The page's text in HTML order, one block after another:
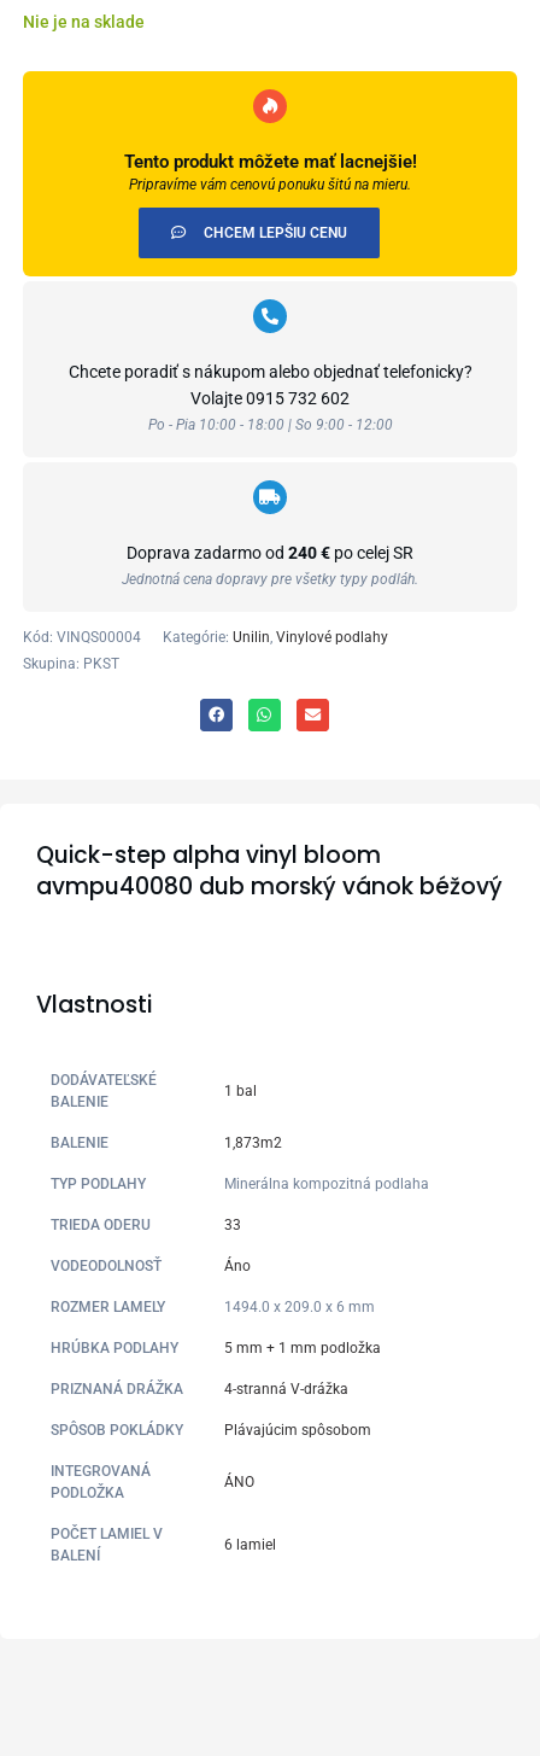
Nie je na sklade
Tento produkt môžete mať lacnejšie!
Pripravíme vám cenovú ponuku šitú na mieru.
CHCEM LEPŠIU CENU
Chcete poradiť s nákupom alebo objednať telefonicky?
Volajte0915 732 602
Po - Pia 10:00 - 18:00 | So 9:00 - 12:00
Doprava zadarmo od 240 € po celej SR
Jednotná cena dopravy pre všetky typy podláh.
Kód: VINQS00004 Kategórie: Unilin, Vinylové podlahy
Skupina: PKST
Quick-step alpha vinyl bloom
avmpu40080 dub morský vánok béžový
Vlastnosti
DODÁVATEĽSKÉ
BALENIE
1 bal
BALENIE 1,873m2
TYP PODLAHY Minerálna kompozitná podlaha
TRIEDA ODERU 33
VODEODOLNOSŤ Áno
ROZMER LAMELY 1494.0 x 209.0 x 6 mm
HRÚBKA PODLAHY 5 mm + 1 mm podložka
PRIZNANÁ DRÁŽKA 4-stranná V-drážka
SPÔSOB POKLÁDKY Plávajúcim spôsobom
INTEGROVANÁ
PODLOŽKA
ÁNO
POČET LAMIEL V
BALENÍ
6 lamiel